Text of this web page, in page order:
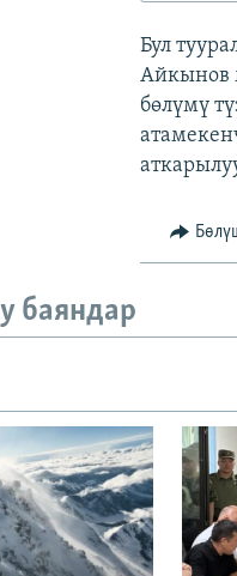
Бул
Айкынов
бөлүмү
баяндар